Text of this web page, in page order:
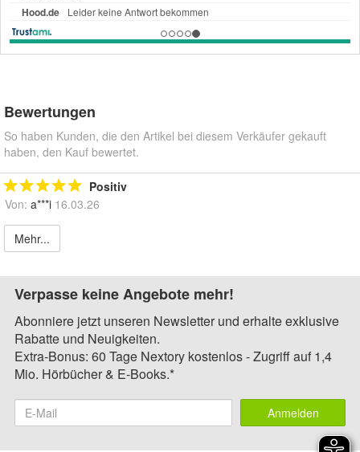
Bewertungen
So haben Kunden, die den Artikel bei diesem Verkäufer gekauft
haben, den Kauf bewertet.
Positiv
Von: a***i 16.03.26
Mehr...
Verpasse keine Angebote mehr!
Abonniere jetzt unseren Newsletter und erhalte exklusive
Rabatte und Neuigkeiten.
Extra-Bonus: 60 Tage Nextory kostenlos - Zugriff auf 1,4
Mio. Hörbücher & E-Books.*
Anmelden